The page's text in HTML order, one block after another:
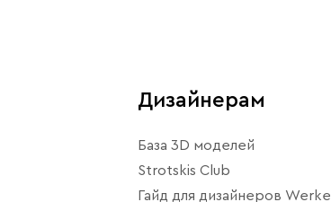
Дизайнерам
База 3D моделей
Strotskis Club
Гайд для дизайнеров Werkel